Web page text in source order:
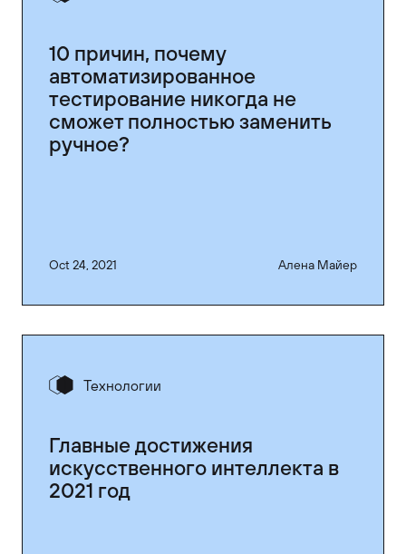
10 причин, почему
автоматизированное
тестирование никогда не
сможет полностью заменить
ручное?
Oct 24, 2021 Алена Майер
Технологии
Главные достижения
искусственного интеллекта в
2021 год